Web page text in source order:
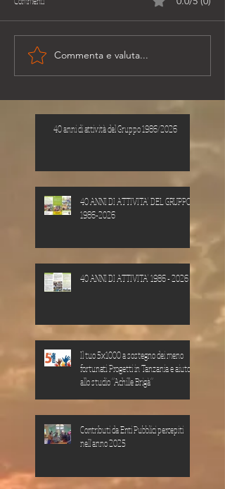
Commenta e valuta...
40 anni di attività del Gruppo 1986/2026
40 ANNI DI ATTIVITA' DEL GRUPPO
1986-2026
40 ANNI DI ATTIVITA' 1986 - 2026
Il tuo 5x1000 a sostegno dei meno
fortunati. Progetti in Tanzania e aiuto
allo studio “Achille Brigà”
Contributi da Enti Pubblici percepiti
nell'anno 2025